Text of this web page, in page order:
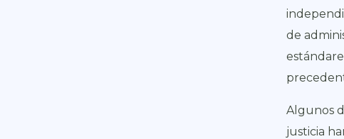
de
Algunos
justicia